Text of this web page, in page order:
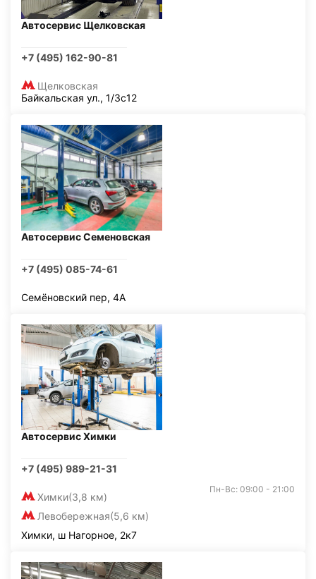
Автосервис Щелковская
+7 (495) 162-90-81
Щелковская
Байкальская ул., 1/3с12
Автосервис Семеновская
+7 (495) 085-74-61
Семёновский пер, 4А
Автосервис Химки
+7 (495) 989-21-31
Химки(3,8 км)
Левобережная(5,6 км)
Пн-Вс: 09:00 - 21:00
Химки, ш Нагорное, 2к7